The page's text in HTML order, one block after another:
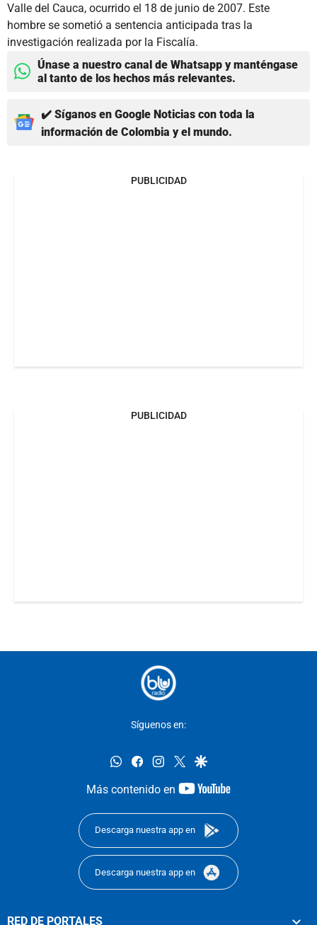
Valle del Cauca, ocurrido el 18 de junio de 2007. Este
hombre se sometió a sentencia anticipada tras la
investigación realizada por la Fiscalía.
Únase a nuestro canal de Whatsapp y manténgase
al tanto de los hechos más relevantes.
✔️ Síganos en Google Noticias con toda la
información de Colombia y el mundo.
PUBLICIDAD
PUBLICIDAD
Síguenos en:
whatsappfacebookinstagram
twittergoogle
Más contenido en
youtube-
Descarga nuestra app en
Descarga nuestra app en
RED DE PORTALES